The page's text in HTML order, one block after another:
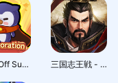
Slack Off Survivor 三国志王戦 - 渡邉義浩教授、絶賛の話題作